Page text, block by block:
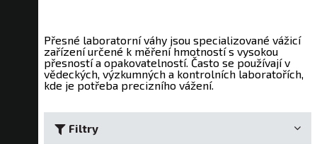
Přesné laboratorní váhy jsou specializované vážicí
zařízení určené k měření hmotností s vysokou
přesností a opakovatelností. Často se používají v
vědeckých, výzkumných a kontrolních laboratořích,
kde je potřeba precizního vážení.
Filtry